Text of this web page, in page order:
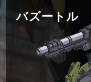
バズートル